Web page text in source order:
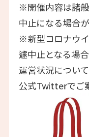
※開催内容は諸
中止になる場合
※新型コロナウ
遽中止となる場
運営状況につい
公式Twitterでご